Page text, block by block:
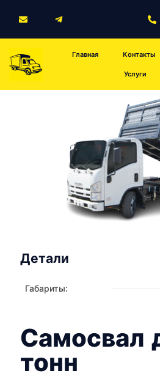
Главная Контакты
Услуги
Детали
Габариты:
Самосвал
тонн